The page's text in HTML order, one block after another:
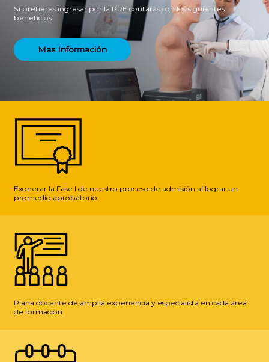
Si prefieres ingresar por la PRE contarás con los siguientes
beneficios.
Mas Información
Exonerar la Fase I de nuestro proceso de admisión al lograr un
promedio aprobatorio.
Plana docente de amplia experiencia y especialista en cada área
de formación.